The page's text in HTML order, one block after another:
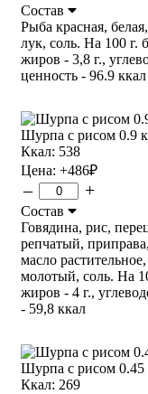
Состав
Рыба красная,
лук, соль. На 100 г.
жиров - 3,8 г.,
ценность - 96.9 ккал
Шурпа с рисом 0.9
Ккал: 538
Цена: +486₽
– +
Состав
Говядина, рис,
репчатый,
масло
молотый, соль. На
жиров - 4 г.,
- 59,8 ккал
Шурпа с рисом 0.45
Ккал: 269